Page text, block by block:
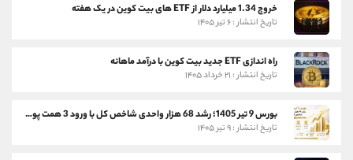
خروج 1.34 میلیارد دلار از ETF های بیت کوین در یک هفته
تاریخ انتشار : ۶ تیر ۱۴۰۵
راه اندازی ETF جدید بیت کوین با درآمد ماهانه
تاریخ انتشار : ۲۱ خرداد ۱۴۰۵
بورس 9 تیر 1405؛ رشد 68 هزار واحدی شاخص کل با ورود 3 همت پول حقیقی
تاریخ انتشار : ۹ تیر ۱۴۰۵